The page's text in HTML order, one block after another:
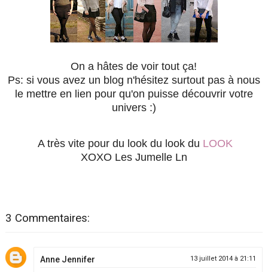
On a hâtes de voir tout ça!
Ps: si vous avez un blog n'hésitez surtout pas à nous
le mettre en lien pour qu'on puisse découvrir votre
univers :)
A très vite pour du look du look du LOOK
XOXO Les Jumelle Ln
3 Commentaires:
Anne Jennifer 13 juillet 2014 à 21:11